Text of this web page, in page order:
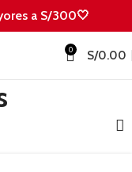
a S/300🤍
0 S/0.00